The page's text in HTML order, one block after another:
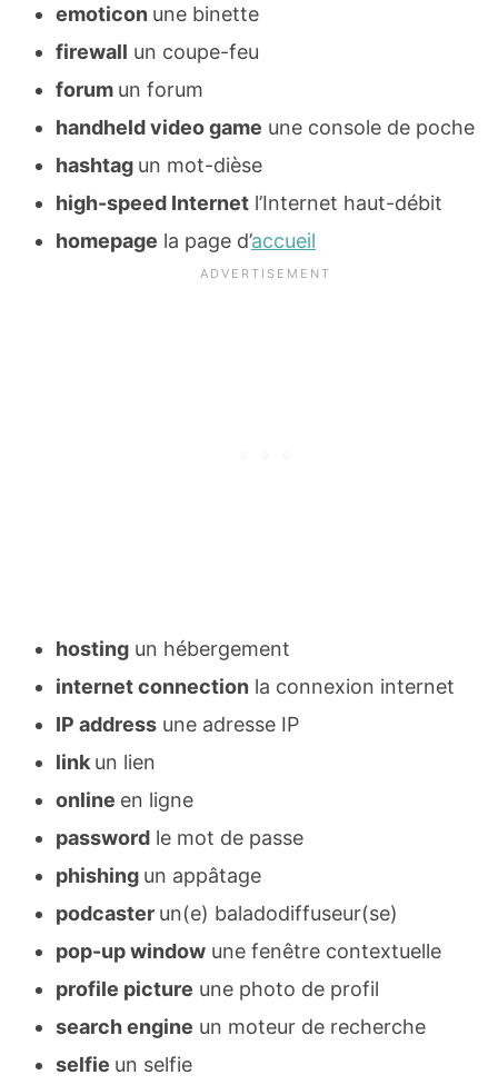
emoticon une binette
firewall un coupe-feu
forum un forum
handheld video game une console de poche
hashtag un mot-dièse
high-speed Internet l’Internet haut-débit
homepage la page d’accueil
hosting un hébergement
internet connection la connexion internet
IP address une adresse IP
link un lien
online en ligne
password le mot de passe
phishing un appâtage
podcaster un(e) baladodiffuseur(se)
pop-up window une fenêtre contextuelle
profile picture une photo de profil
search engine un moteur de recherche
selfie un selfie